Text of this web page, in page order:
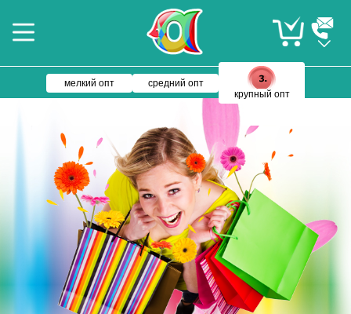
мелкий опт
средний опт
крупный опт